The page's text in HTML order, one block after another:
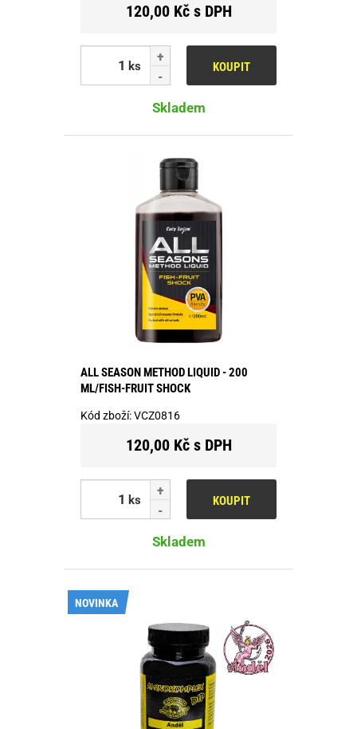
120,00 Kč s DPH
ks KOUPIT
Skladem
ALL SEASON METHOD LIQUID - 200
ML/FISH-FRUIT SHOCK
Kód zboží:VCZ0816
120,00 Kč s DPH
ks KOUPIT
Skladem
NOVINKA